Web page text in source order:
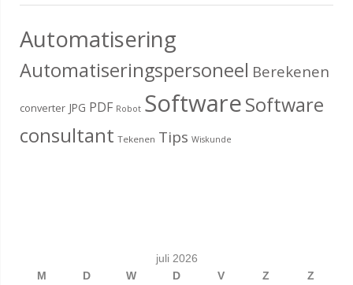
Automatisering
Automatiseringspersoneel Berekenen
converter JPG PDF Robot SoftwareSoftware
consultant Tekenen Tips Wiskunde
juli 2026
M
D W D V Z
Z